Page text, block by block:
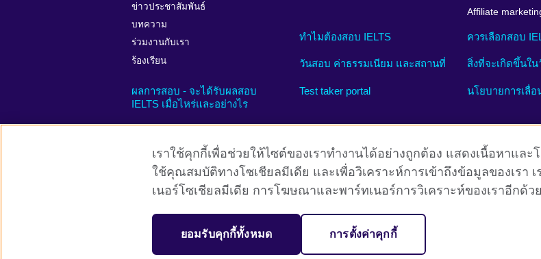
ข่าวประชาสัมพันธ์
บทความ
ร่วมงานกับเรา
ร้องเรียน
Affiliate
ทำไมต้องสอบ IELTS ควรเลือกสอบ
วันสอบ ค่าธรรมเนียม และสถานที่ สิ่งที่จะเกิดขึ้นใ
ผลการสอบ - จะได้รับผลสอบ
IELTS เมื่อไหร่และอย่างไร
Test taker portal นโยบายการเลื่
British Council global Privacy and terms Terms and conditions of sale คุกกี้
เราใช้คุกกี้เพื่อช่วยให้ไซต์ของเราทำงานได้อย่างถูกต้อง แสดงเนื้อหาแล
ใช้คุณสมบัติทางโซเชียลมีเดีย และเพื่อวิเคราะห์การเข้าถึงข้อมูลของเรา
เนอร์โซเชียลมีเดีย การโฆษณาและพาร์ทเนอร์การวิเคราะห์ของเราอีกด้วย
ยอมรับคุกกี้ทั้งหมด การตั้งค่าคุกกี้